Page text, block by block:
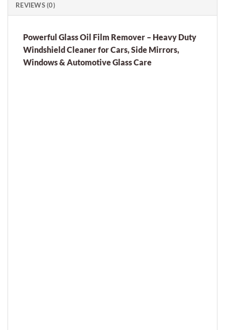
REVIEWS (0)
Powerful Glass Oil Film Remover – Heavy Duty
Windshield Cleaner for Cars, Side Mirrors,
Windows & Automotive Glass Care